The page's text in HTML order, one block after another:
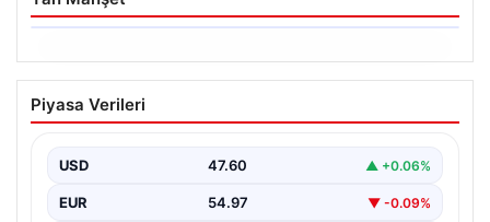
06.08.2026
Ertuğrul Özkök’ün Hakaret İddialarına
İfade Verme Süreci
Cumhurbaşkanına hakaret iddialarıyla yürütülen
soruşturma kapsamında İstanbul Adalet…
Piyasa Verileri
USD 47.60 ▲ +0.06%
EUR 54.97 ▼ -0.09%